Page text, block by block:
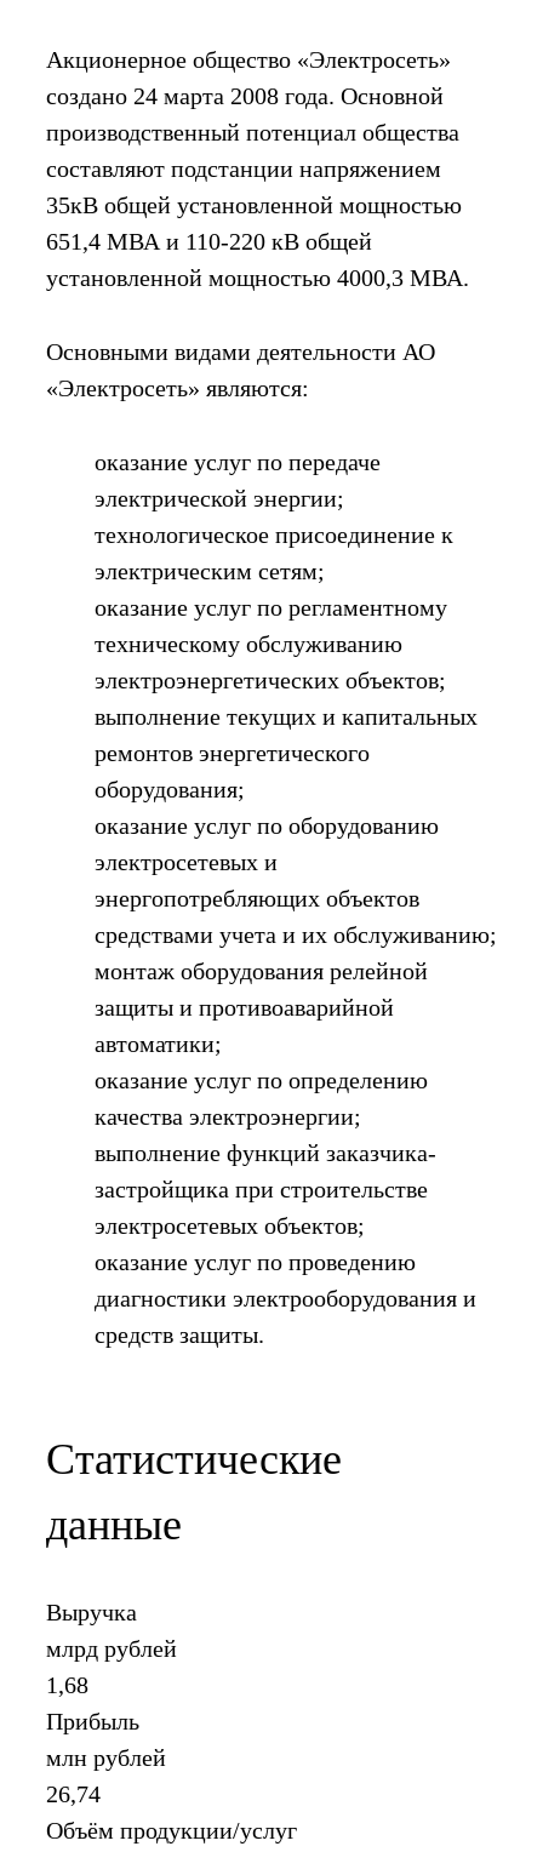
Акционерное общество «Электросеть»
создано 24 марта 2008 года. Основной
производственный потенциал общества
составляют подстанции напряжением
35кВ общей установленной мощностью
651,4 МВА и 110-220 кВ общей
установленной мощностью 4000,3 МВА.
Основными видами деятельности АО
«Электросеть» являются:
оказание услуг по передаче
электрической энергии;
технологическое присоединение к
электрическим сетям;
оказание услуг по регламентному
техническому обслуживанию
электроэнергетических объектов;
выполнение текущих и капитальных
ремонтов энергетического
оборудования;
оказание услуг по оборудованию
электросетевых и
энергопотребляющих объектов
средствами учета и их обслуживанию;
монтаж оборудования релейной
защиты и противоаварийной
автоматики;
оказание услуг по определению
качества электроэнергии;
выполнение функций заказчика-
застройщика при строительстве
электросетевых объектов;
оказание услуг по проведению
диагностики электрооборудования и
средств защиты.
Статистические
данные
Выручка
млрд рублей
1,68
Прибыль
млн рублей
26,74
Объём продукции/услуг